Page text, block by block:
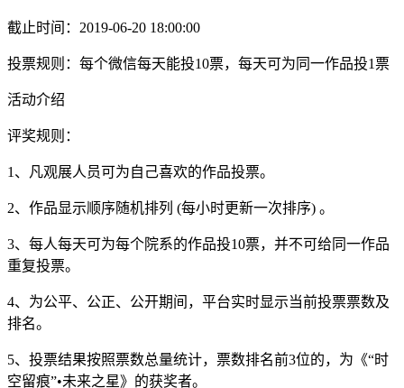
截止时间：2019-06-20 18:00:00
投票规则：每个微信每天能投10票，每天可为同一作品投1票
活动介绍
评奖规则：
1、凡观展人员可为自己喜欢的作品投票。
2、作品显示顺序随机排列 (每小时更新一次排序) 。
3、每人每天可为每个院系的作品投10票，并不可给同一作品
重复投票。
4、为公平、公正、公开期间，平台实时显示当前投票票数及
排名。
5、投票结果按照票数总量统计，票数排名前3位的，为《“时
空留痕”•未来之星》的获奖者。